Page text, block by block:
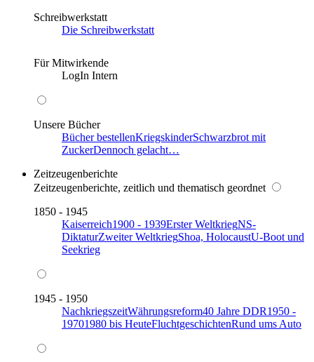
Schreibwerkstatt
Die Schreibwerkstatt
Für Mitwirkende
LogIn Intern
Unsere Bücher
Bücher bestellenKriegskinderSchwarzbrot mit
ZuckerDennoch gelacht…
Zeitzeugenberichte
Zeitzeugenberichte, zeitlich und thematisch geordnet
1850 - 1945
Kaiserreich1900 - 1939Erster WeltkriegNS-
DiktaturZweiter WeltkriegShoa, HolocaustU-Boot und
Seekrieg
1945 - 1950
NachkriegszeitWährungsreform40 Jahre DDR1950 -
19701980 bis HeuteFluchtgeschichtenRund ums Auto